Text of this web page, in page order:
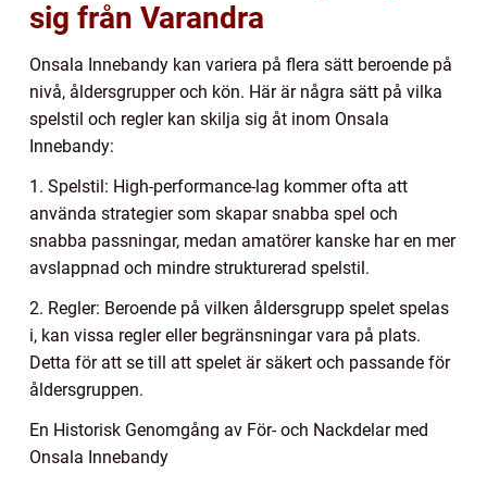
sig från Varandra
Onsala Innebandy kan variera på flera sätt beroende på
nivå, åldersgrupper och kön. Här är några sätt på vilka
spelstil och regler kan skilja sig åt inom Onsala
Innebandy:
1. Spelstil: High-performance-lag kommer ofta att
använda strategier som skapar snabba spel och
snabba passningar, medan amatörer kanske har en mer
avslappnad och mindre strukturerad spelstil.
2. Regler: Beroende på vilken åldersgrupp spelet spelas
i, kan vissa regler eller begränsningar vara på plats.
Detta för att se till att spelet är säkert och passande för
åldersgruppen.
En Historisk Genomgång av För- och Nackdelar med
Onsala Innebandy